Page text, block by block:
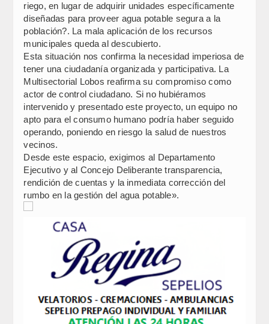
riego, en lugar de adquirir unidades específicamente
diseñadas para proveer agua potable segura a la
población?. La mala aplicación de los recursos
municipales queda al descubierto.
Esta situación nos confirma la necesidad imperiosa de
tener una ciudadanía organizada y participativa. La
Multisectorial Lobos reafirma su compromiso como
actor de control ciudadano. Si no hubiéramos
intervenido y presentado este proyecto, un equipo no
apto para el consumo humano podría haber seguido
operando, poniendo en riesgo la salud de nuestros
vecinos.
Desde este espacio, exigimos al Departamento
Ejecutivo y al Concejo Deliberante transparencia,
rendición de cuentas y la inmediata corrección del
rumbo en la gestión del agua potable».